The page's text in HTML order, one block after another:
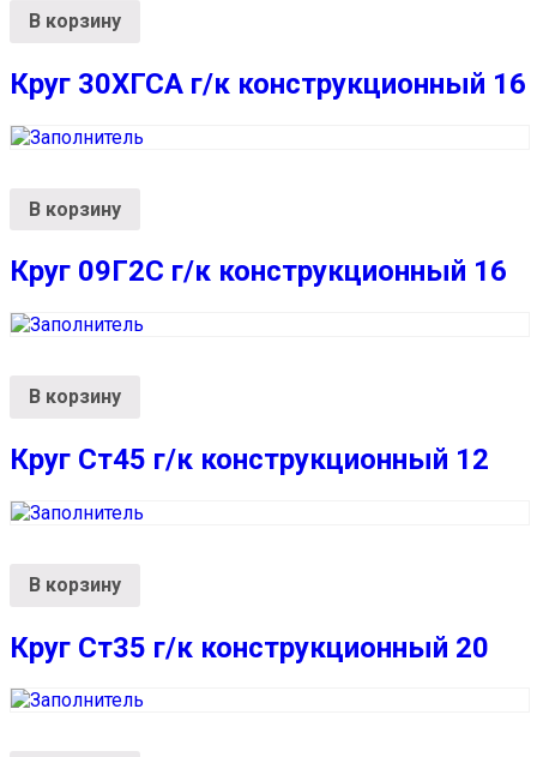
В корзину
Круг 30ХГСА г/к конструкционный 16
В корзину
Круг 09Г2С г/к конструкционный 16
В корзину
Круг Ст45 г/к конструкционный 12
В корзину
Круг Ст35 г/к конструкционный 20